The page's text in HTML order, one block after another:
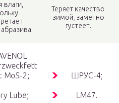
влаги,
Теряет качество
зимой, заметно
густеет.
MoS-2;
Lube;
ШРУС-4;
LM47.